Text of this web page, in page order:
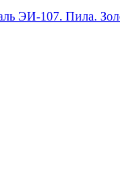
ЭИ-107. Пила.